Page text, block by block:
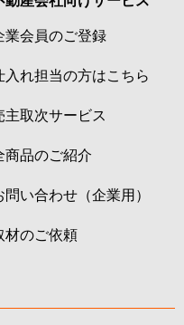
業会員のご登録
入れ担当の方はこちら
主取次サービス
商品のご紹介
問い合わせ（企業用）
材のご依頼